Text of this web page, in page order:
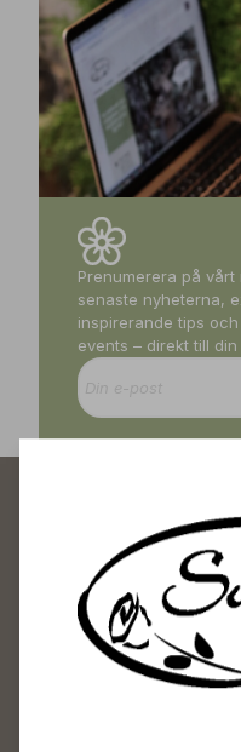
Prenumerera på
senaste nyheterna,
inspirerande tips
events – direkt till din
Sunds